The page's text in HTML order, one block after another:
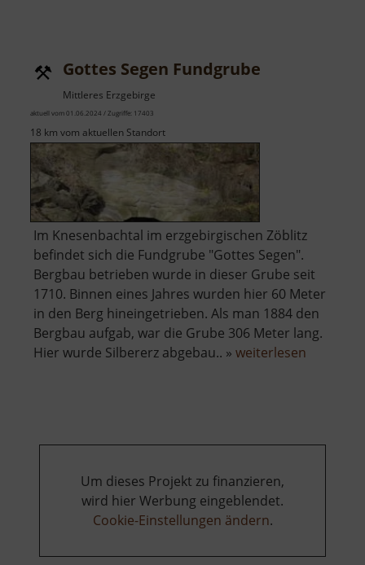
Saigerhütte
Gottes Segen Fundgrube
Mittleres Erzgebirge
aktuell vom 01.06.2024 / Zugriffe: 17403
18 km vom aktuellen Standort
Im Knesenbachtal im erzgebirgischen Zöblitz
befindet sich die Fundgrube "Gottes Segen".
Bergbau betrieben wurde in dieser Grube seit
1710. Binnen eines Jahres wurden hier 60 Meter
in den Berg hineingetrieben. Als man 1884 den
Bergbau aufgab, war die Grube 306 Meter lang.
Hier wurde Silbererz abgebau.. » weiterlesen
Um dieses Projekt zu finanzieren,
wird hier Werbung eingeblendet.
Cookie-Einstellungen ändern.